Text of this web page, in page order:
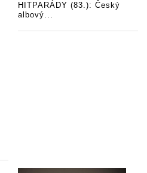
HITPARÁDY (83.): Český
albový...